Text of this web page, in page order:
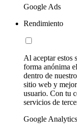
Google Ads
Rendimiento
Al aceptar estos
forma anónima
dentro de
sitio web y
usuario. Con tu
servicios de
Google